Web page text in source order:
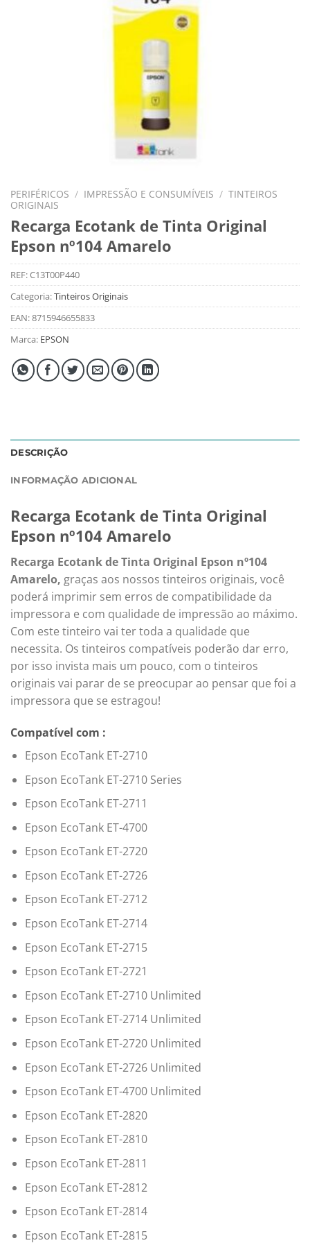
PERIFÉRICOS / IMPRESSÃO E CONSUMÍVEIS / TINTEIROS
ORIGINAIS
Recarga Ecotank de Tinta Original
Epson nº104 Amarelo
REF:C13T00P440
Categoria:Tinteiros Originais
EAN:8715946655833
Marca: EPSON
DESCRIÇÃO
INFORMAÇÃO ADICIONAL
Recarga Ecotank de Tinta Original
Epson nº104 Amarelo
Recarga Ecotank de Tinta Original Epson nº104
Amarelo, graças aos nossos tinteiros originais, você
poderá imprimir sem erros de compatibilidade da
impressora e com qualidade de impressão ao máximo.
Com este tinteiro vai ter toda a qualidade que
necessita. Os tinteiros compatíveis poderão dar erro,
por isso invista mais um pouco, com o tinteiros
originais vai parar de se preocupar ao pensar que foi a
impressora que se estragou!
Compatível com :
Epson EcoTank ET-2710
Epson EcoTank ET-2710 Series
Epson EcoTank ET-2711
Epson EcoTank ET-4700
Epson EcoTank ET-2720
Epson EcoTank ET-2726
Epson EcoTank ET-2712
Epson EcoTank ET-2714
Epson EcoTank ET-2715
Epson EcoTank ET-2721
Epson EcoTank ET-2710 Unlimited
Epson EcoTank ET-2714 Unlimited
Epson EcoTank ET-2720 Unlimited
Epson EcoTank ET-2726 Unlimited
Epson EcoTank ET-4700 Unlimited
Epson EcoTank ET-2820
Epson EcoTank ET-2810
Epson EcoTank ET-2811
Epson EcoTank ET-2812
Epson EcoTank ET-2814
Epson EcoTank ET-2815